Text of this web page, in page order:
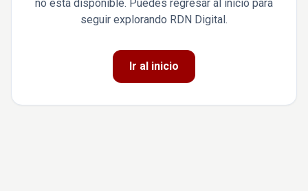
no está disponible. Puedes regresar al inicio para
seguir explorando RDN Digital.
Ir al inicio